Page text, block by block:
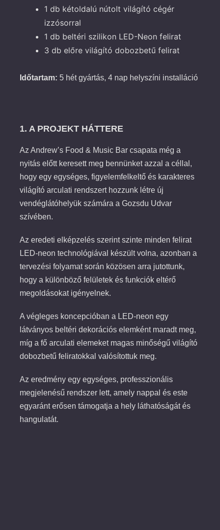
1 db kétoldalú nútolt világító cégér
izzósorral
1 db beltéri szilikon LED-Neon felirat
3 db előre világító dobozbetű felirat
Időtartam: 5 hét gyártás, 4 nap helyszíni installáció
1. A PROJEKT HÁTTERE
Az Andrew’s Food & Music Bar csapata még a
nyitás előtt keresett meg bennünket azzal a céllal,
hogy egy egységes, figyelemfelkeltő és karakteres
világító arculati rendszert hozzunk létre új
vendéglátóhelyük számára a Gozsdu Udvar
szívében.
Az eredeti elképzelés szerint szinte minden felirat
LED-neon technológiával készült volna, azonban a
tervezési folyamat során közösen arra jutottunk,
hogy a különböző felületek és funkciók eltérő
megoldásokat igényelnek.
A végleges koncepcióban a LED-neon egy
látványos beltéri dekorációs elemként maradt meg,
míg a fő arculati elemeket magas minőségű világító
dobozbetű feliratokkal valósítottuk meg.
Az eredmény egy egységes, professzionális
megjelenésű rendszer lett, amely nappal és este
egyaránt erősen támogatja a hely láthatóságát és
hangulatát.